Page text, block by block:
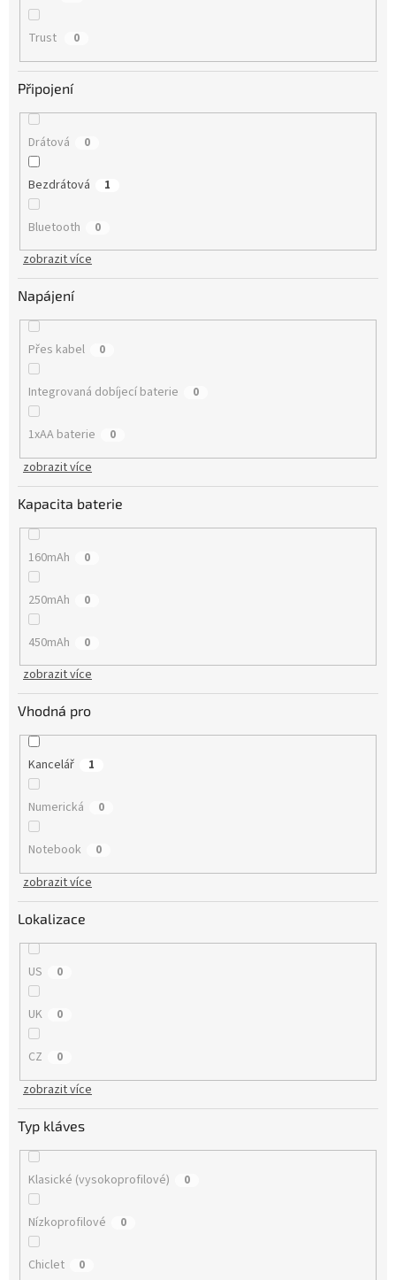
Trust 0
Připojení
Drátová 0
Bezdrátová 1
Bluetooth 0
zobrazit více
Napájení
Přes kabel 0
Integrovaná dobíjecí baterie 0
1xAA baterie 0
zobrazit více
Kapacita baterie
160mAh 0
250mAh 0
450mAh 0
zobrazit více
Vhodná pro
Kancelář 1
Numerická 0
Notebook 0
zobrazit více
Lokalizace
US 0
UK 0
CZ 0
zobrazit více
Typ kláves
Klasické (vysokoprofilové) 0
Nízkoprofilové 0
Chiclet 0